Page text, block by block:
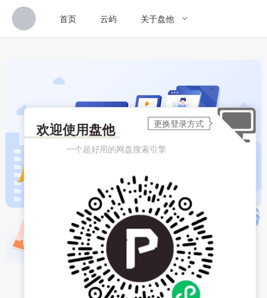
首页 云屿 关于盘他
欢迎使用盘他
一个超好用的网盘搜索引擎